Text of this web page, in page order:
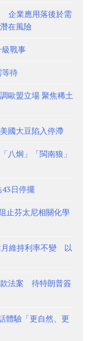
企業應用落後於需
在風險
戰事
待
歐盟立場 聚焦稀土
國大豆陷入停滯
八炯」「閩南狼」
日停擺
止芬太尼相關化學
月維持利率不變 以
法案 待特朗普簽
體驗「更自然、更